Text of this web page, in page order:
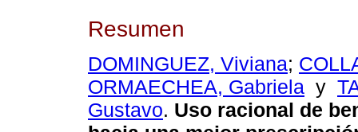
Resumen
DOMINGUEZ, Viviana;
ORMAECHEA, Gabriela y
Gustavo. Uso racional de